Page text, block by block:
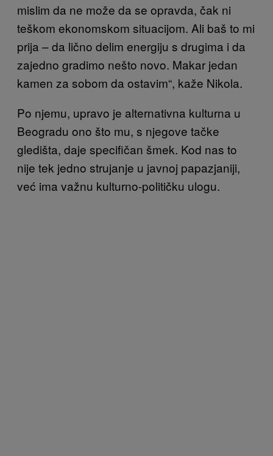
mislim da ne može da se opravda, čak ni
teškom ekonomskom situacijom. Ali baš to mi
prija – da lično delim energiju s drugima i da
zajedno gradimo nešto novo. Makar jedan
kamen za sobom da ostavim“, kaže Nikola.
Po njemu, upravo je alternativna kulturna u
Beogradu ono što mu, s njegove tačke
gledišta, daje specifičan šmek. Kod nas to
nije tek jedno strujanje u javnoj papazjaniji,
već ima važnu kulturno-političku ulogu.